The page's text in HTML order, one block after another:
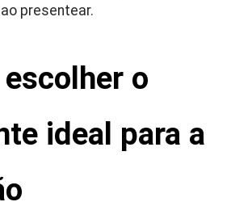
presentear.
o
ideal para a